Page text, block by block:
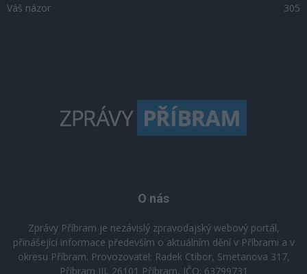
Váš názor
305
O nás
Zprávy Příbram je nezávislý zpravodajský webový portál,
přinášející informace především o aktuálním dění v Příbrami a v
okresu Příbram. Provozovatel: Radek Ctibor, Smetanova 317,
Příbram III, 26101 Příbram, IČO: 63799731